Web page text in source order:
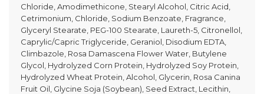
Chloride, Amodimethicone, Stearyl Alcohol, Citric Acid,
Cetrimonium, Chloride, Sodium Benzoate, Fragrance,
Glyceryl Stearate, PEG-100 Stearate, Laureth-5, Citronellol,
Caprylic/Capric Triglyceride, Geraniol, Disodium EDTA,
Climbazole, Rosa Damascena Flower Water, Butylene
Glycol, Hydrolyzed Corn Protein, Hydrolyzed Soy Protein,
Hydrolyzed Wheat Protein, Alcohol, Glycerin, Rosa Canina
Fruit Oil, Glycine Soja (Soybean), Seed Extract, Lecithin,